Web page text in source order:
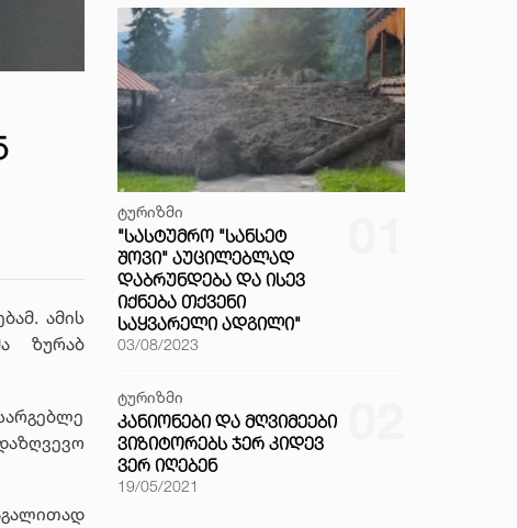
ამის
ზურაბ
ტურიზმი
"ᲡᲐᲡᲢᲣᲛᲠᲝ "ᲡᲐᲜᲡᲔᲢ
ᲨᲝᲕᲘ" ᲐᲣᲪᲘᲚᲔᲑᲚᲐᲓ
ᲓᲐᲑᲠᲣᲜᲓᲔᲑᲐ ᲓᲐ ᲘᲡᲔᲕ
ᲘᲥᲜᲔᲑᲐ ᲗᲥᲕᲔᲜᲘ
ᲡᲐᲧᲕᲐᲠᲔᲚᲘ ᲐᲓᲒᲘᲚᲘ"
03/08/2023
ტურიზმი
ᲙᲐᲜᲘᲝᲜᲔᲑᲘ ᲓᲐ ᲛᲦᲕᲘᲛᲔᲔᲑᲘ
ᲕᲘᲖᲘᲢᲝᲠᲔᲑᲡ ᲯᲔᲠ ᲙᲘᲓᲔᲕ
ᲕᲔᲠ ᲘᲦᲔᲑᲔᲜ
19/05/2021